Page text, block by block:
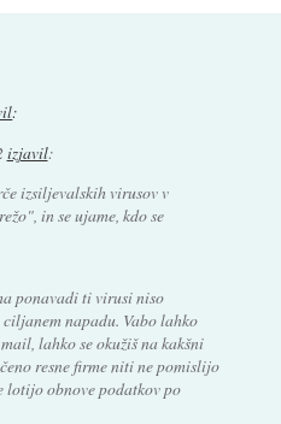
:
izjavil:
izsiljevalskih virusov v
in se ujame, kdo se
ponavadi ti virusi niso
napadu. Vabo lahko
lahko se okužiš na kakšni
resne firme niti ne pomislijo
lotijo obnove podatkov po